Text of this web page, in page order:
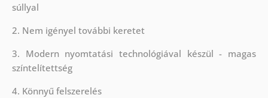
súllyal
2. Nem igényel további keretet
3. Modern nyomtatási technológiával készül - magas
színtelítettség
4. Könnyű felszerelés